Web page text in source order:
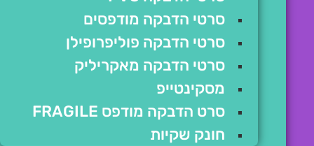
סרטי הדבקה מודפסים
סרטי הדבקה פוליפרופילן
סרטי הדבקה מאקריליק
מסקינטייפ
סרט הדבקה מודפס FRAGILE
חונק שקיות